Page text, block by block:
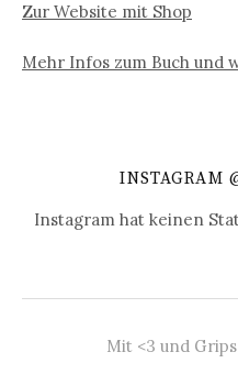
Zur Website mit Shop
Mehr Infos zum Buch und
INSTAGRAM
Instagram hat keinen
Mit <3 und